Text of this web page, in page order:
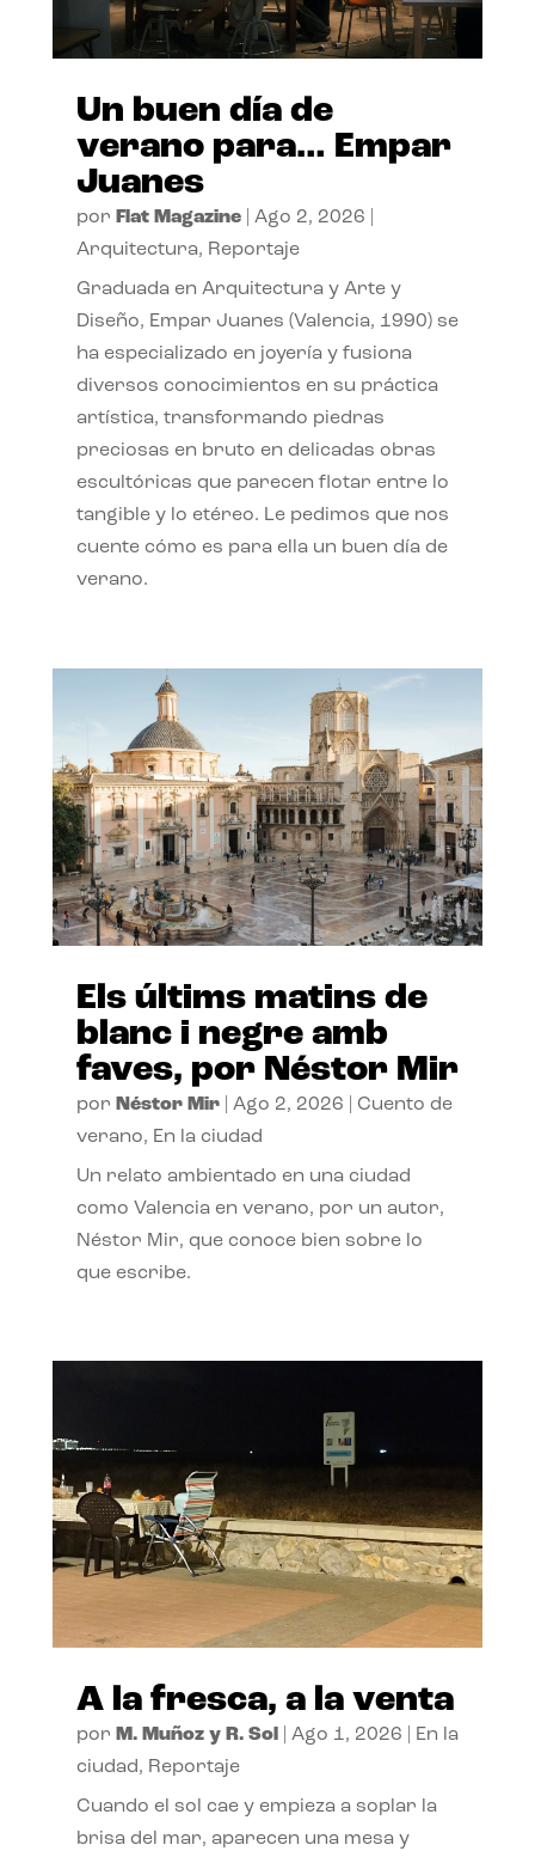
Un buen día de
verano para… Empar
Juanes
por Flat Magazine| Ago 2, 2026
Arquitectura, Reportaje
Graduada en Arquitectura y Arte y
Diseño, Empar Juanes (Valencia, 1990) se
ha especializado en joyería y fusiona
diversos conocimientos en su práctica
artística, transformando piedras
preciosas en bruto en delicadas obras
escultóricas que parecen flotar entre lo
tangible y lo etéreo. Le pedimos que nos
cuente cómo es para ella un buen día de
verano.
Els últims matins de
blanc i negre amb
faves, por Néstor Mir
por Néstor Mir| Ago 2, 2026
Cuento de
verano, En la ciudad
Un relato ambientado en una ciudad
como Valencia en verano, por un autor,
Néstor Mir, que conoce bien sobre lo
que escribe.
A la fresca, a la venta
por M. Muñoz y R. Sol| Ago 1, 2026
En la
ciudad, Reportaje
Cuando el sol cae y empieza a soplar la
brisa del mar, aparecen una mesa y